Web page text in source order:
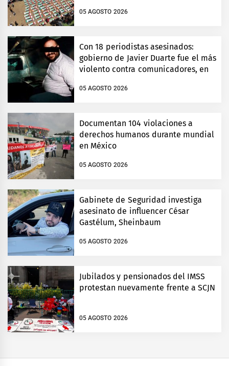
05 AGOSTO 2026
Con 18 periodistas asesinados:
gobierno de Javier Duarte fue el más
violento contra comunicadores, en
05 AGOSTO 2026
Documentan 104 violaciones a
derechos humanos durante mundial
en México
05 AGOSTO 2026
Gabinete de Seguridad investiga
asesinato de influencer César
Gastélum, Sheinbaum
05 AGOSTO 2026
Jubilados y pensionados del IMSS
protestan nuevamente frente a SCJN
05 AGOSTO 2026